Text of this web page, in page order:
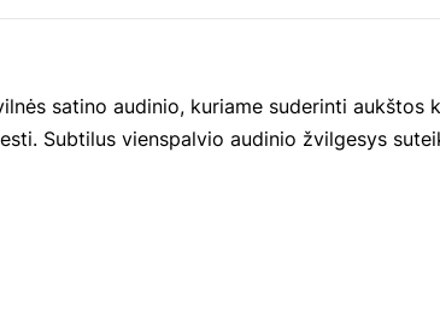
satino audinio, kuriame suderinti aukštos
Subtilus vienspalvio audinio žvilgesys